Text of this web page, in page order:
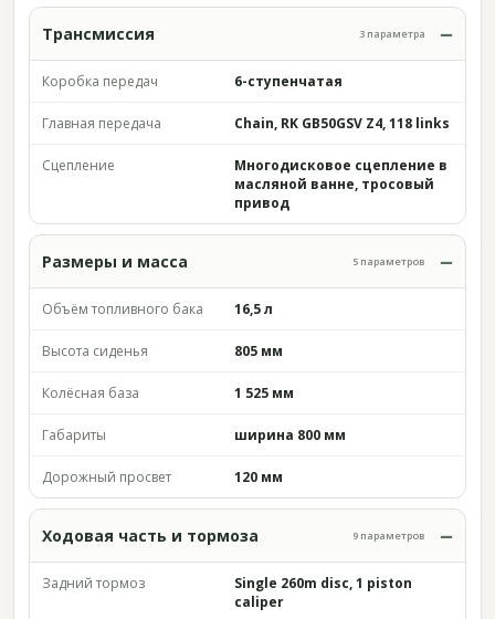
Трансмиссия 3 параметра
Коробка передач 6-ступенчатая
Главная передача Chain, RK GB50GSV Z4, 118 links
Сцепление
Многодисковое сцепление в
масляной ванне, тросовый
привод
Размеры и масса 5 параметров
Объём топливного бака 16,5 л
Высота сиденья 805 мм
Колёсная база 1 525 мм
Габариты ширина 800 мм
Дорожный просвет 120 мм
Ходовая часть и тормоза 9 параметров
Задний тормоз
Single 260m disc, 1 piston
caliper